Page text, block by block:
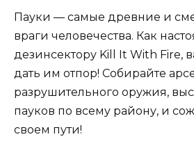
Пауки — самые древние и
враги человечества. Как
дезинсектору Kill It With Fire,
дать им отпор! Собирайте
разрушительного оружия,
пауков по всему району, и
своем пути!